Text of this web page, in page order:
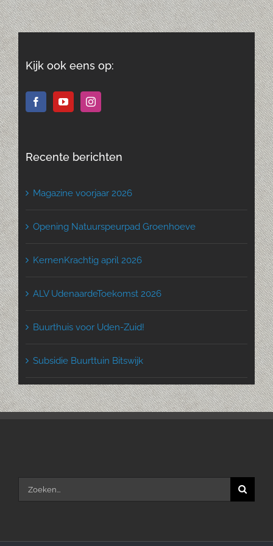
Kijk ook eens op:
Recente berichten
Magazine voorjaar 2026
Opening Natuurspeurpad Groenhoeve
KernenKrachtig april 2026
ALV UdenaardeToekomst 2026
Buurthuis voor Uden-Zuid!
Subsidie Buurttuin Bitswijk
Zoeken